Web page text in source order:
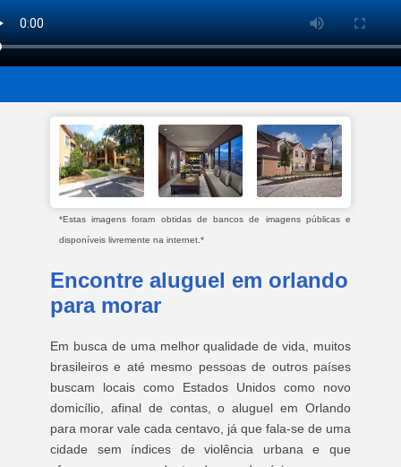
*Estas imagens foram obtidas de bancos de imagens públicas e
disponíveis livremente na internet.*
Encontre aluguel em orlando
para morar
Em busca de uma melhor qualidade de vida, muitos
brasileiros e até mesmo pessoas de outros países
buscam locais como Estados Unidos como novo
domicílio, afinal de contas, o aluguel em Orlando
para morar vale cada centavo, já que fala-se de uma
cidade sem índices de violência urbana e que